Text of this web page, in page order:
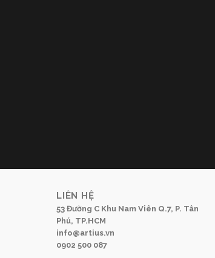
LIÊN HỆ
53 Đường C Khu Nam Viên Q.7, P. Tân
Phú, TP.HCM
info@artius.vn
0902 500 087